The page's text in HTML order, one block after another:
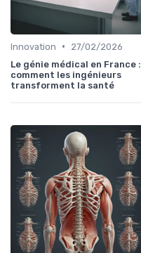
Innovation •
27/02/2026
Le génie médical en France :
comment les ingénieurs
transforment la santé